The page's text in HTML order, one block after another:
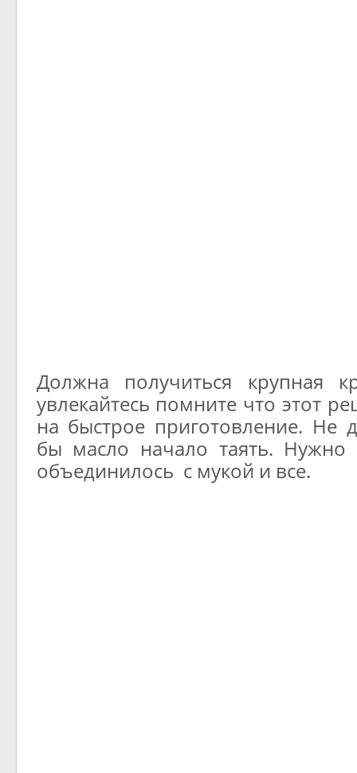
Должна получиться крупная
увлекайтесь помните что этот
на быстрое приготовление. Не
бы масло начало таять.
объединилось с мукой и все.